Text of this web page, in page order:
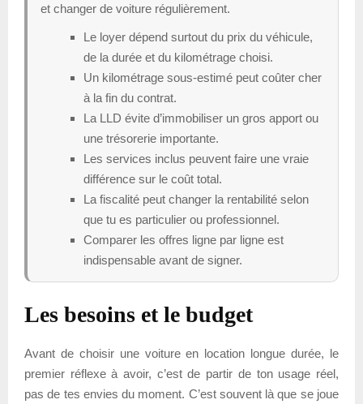
et changer de voiture régulièrement.
Le loyer dépend surtout du prix du véhicule,
de la durée et du kilométrage choisi.
Un kilométrage sous-estimé peut coûter cher
à la fin du contrat.
La LLD évite d’immobiliser un gros apport ou
une trésorerie importante.
Les services inclus peuvent faire une vraie
différence sur le coût total.
La fiscalité peut changer la rentabilité selon
que tu es particulier ou professionnel.
Comparer les offres ligne par ligne est
indispensable avant de signer.
Les besoins et le budget
Avant de choisir une voiture en location longue durée, le
premier réflexe à avoir, c’est de partir de ton usage réel,
pas de tes envies du moment. C’est souvent là que se joue